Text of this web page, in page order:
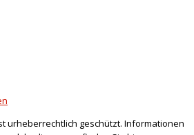
urheberrechtlich geschützt. Informationen